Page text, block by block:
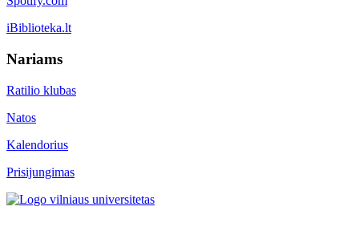
iBiblioteka.lt
Nariams
Ratilio klubas
Natos
Kalendorius
Prisijungimas